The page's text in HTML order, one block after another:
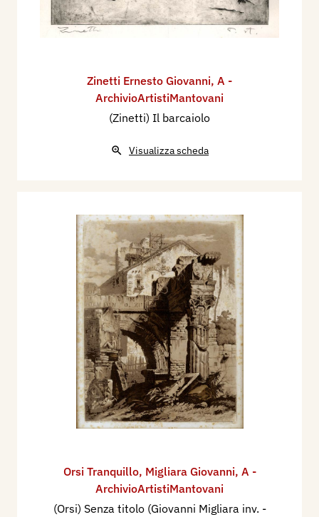
Zinetti Ernesto Giovanni, A -
ArchivioArtistiMantovani
(Zinetti) Il barcaiolo
Visualizza scheda
Orsi Tranquillo, Migliara Giovanni, A -
ArchivioArtistiMantovani
(Orsi) Senza titolo (Giovanni Migliara inv. -